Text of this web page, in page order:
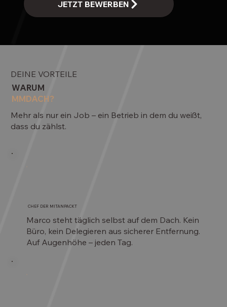
DEINE VORTEILE
WARUM
MMDACH?
Mehr als nur ein Job – ein Betrieb in dem du weißt,
dass du zählst.
CHEF DER MITANPACKT
Marco steht täglich selbst auf dem Dach. Kein
Büro, kein Delegieren aus sicherer Entfernung.
Auf Augenhöhe – jeden Tag.